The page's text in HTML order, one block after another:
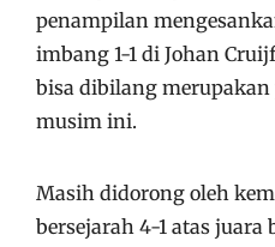
penampilan
imbang 1-1 di Johan
bisa dibilang merupakan
musim ini.
Masih didorong oleh
bersejarah 4-1 atas juara